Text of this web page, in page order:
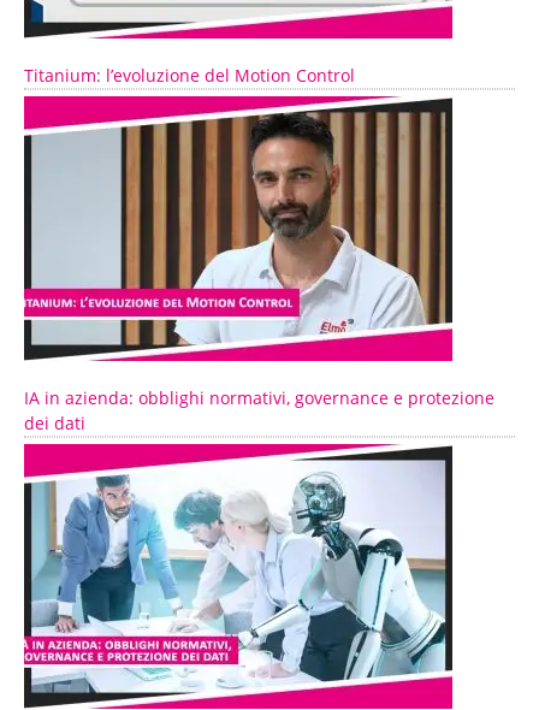
Titanium: l’evoluzione del Motion Control
IA in azienda: obblighi normativi, governance e protezione
dei dati